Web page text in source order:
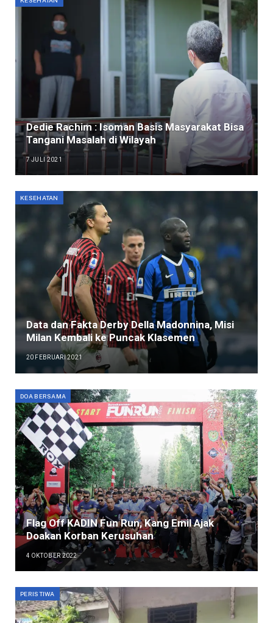
Dedie Rachim : Isoman Basis Masyarakat Bisa
Tangani Masalah di Wilayah
7 JULI 2021
KESEHATAN
Data dan Fakta Derby Della Madonnina, Misi
Milan Kembali ke Puncak Klasemen
20 FEBRUARI 2021
DOA BERSAMA
Flag Off KADIN Fun Run, Kang Emil Ajak
Doakan Korban Kerusuhan
4 OKTOBER 2022
PERISTIWA